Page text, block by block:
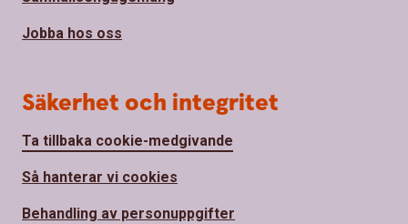
Jobba hos oss
Säkerhet och integritet
Ta tillbaka cookie-medgivande
Så hanterar vi cookies
Behandling av personuppgifter